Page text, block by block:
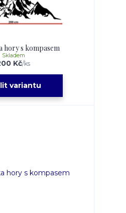
hory s kompasem
Kč/ks
Skladem
variantu